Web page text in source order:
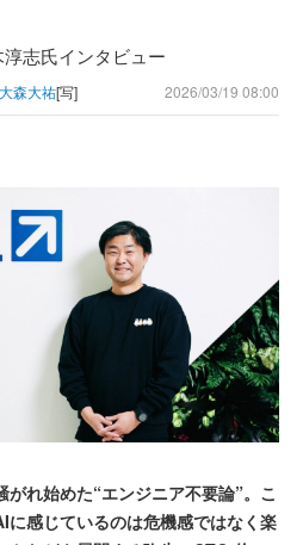
志氏インタビュー
大森大祐[写] 2026/03/19 08:00
れ始めた“エンジニア不要論”。こ
に感じているのは危機感ではなく楽